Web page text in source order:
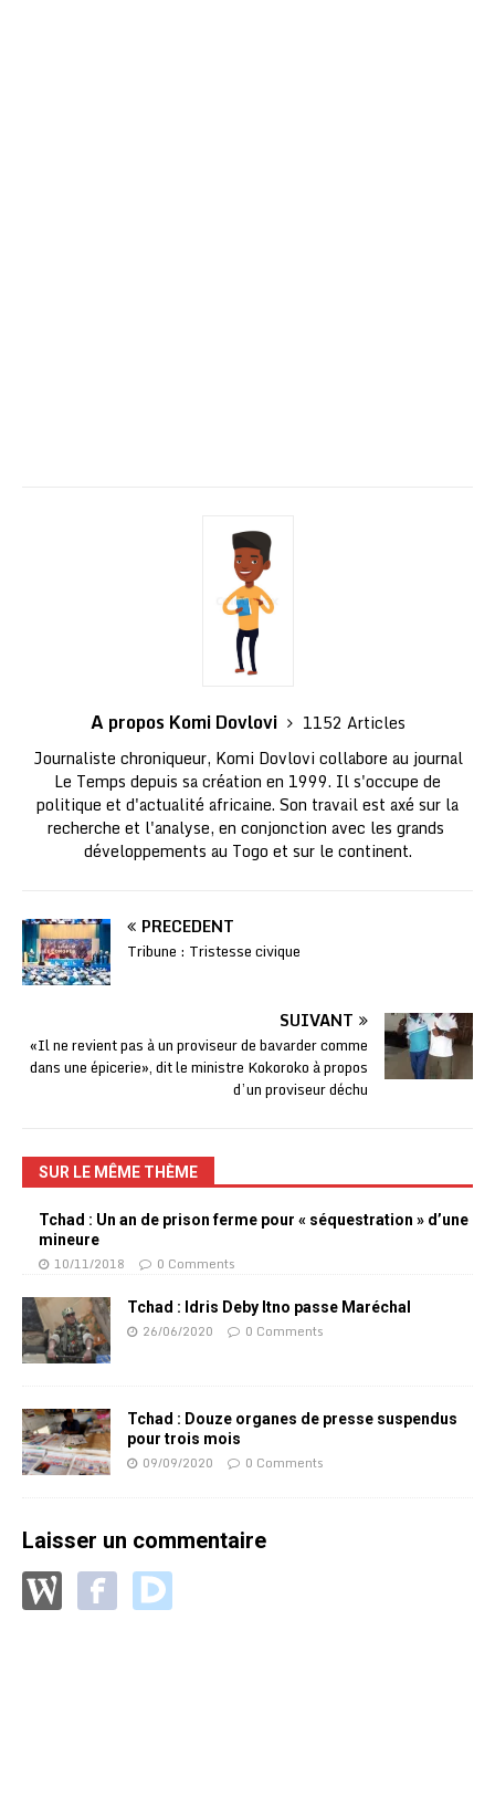
A propos Komi Dovlovi
1152 Articles
Journaliste chroniqueur, Komi Dovlovi collabore au journal
Le Temps depuis sa création en 1999. Il s'occupe de
politique et d'actualité africaine. Son travail est axé sur la
recherche et l'analyse, en conjonction avec les grands
développements au Togo et sur le continent.
PRÉCÉDENT
Tribune : Tristesse civique
SUIVANT
«Il ne revient pas à un proviseur de bavarder comme
dans une épicerie», dit le ministre Kokoroko à propos
d’un proviseur déchu
SUR LE MÊME THÈME
Tchad : Un an de prison ferme pour « séquestration » d’une
mineure
10/11/2018 0 Comments
Tchad : Idris Deby Itno passe Maréchal
26/06/2020 0 Comments
Tchad : Douze organes de presse suspendus
pour trois mois
09/09/2020 0 Comments
Laisser un commentaire